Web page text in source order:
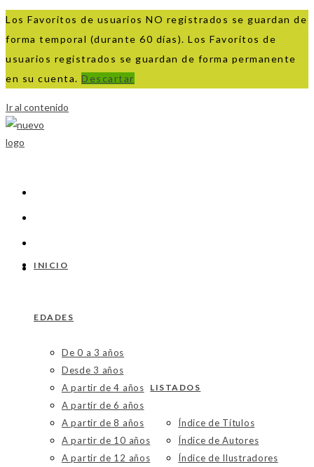
Los Favoritos de usuarios NO registrados se guardan de
forma temporal (durante 60 días). Los Favoritos de
usuarios registrados se guardan de forma permanente
en su cuenta. Descartar
Ir al contenido
INICIO
EDADES
De 0 a 3 años
Desde 3 años
A partir de 4 años
A partir de 6 años
A partir de 8 años
A partir de 10 años
A partir de 12 años
LISTADOS
Índice de Títulos
Índice de Autores
Índice de Ilustradores